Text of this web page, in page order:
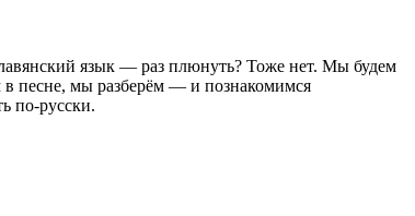
язык — раз плюнуть? Тоже нет. Мы будем
в песне, мы разберём — и познакомимся
по-русски.